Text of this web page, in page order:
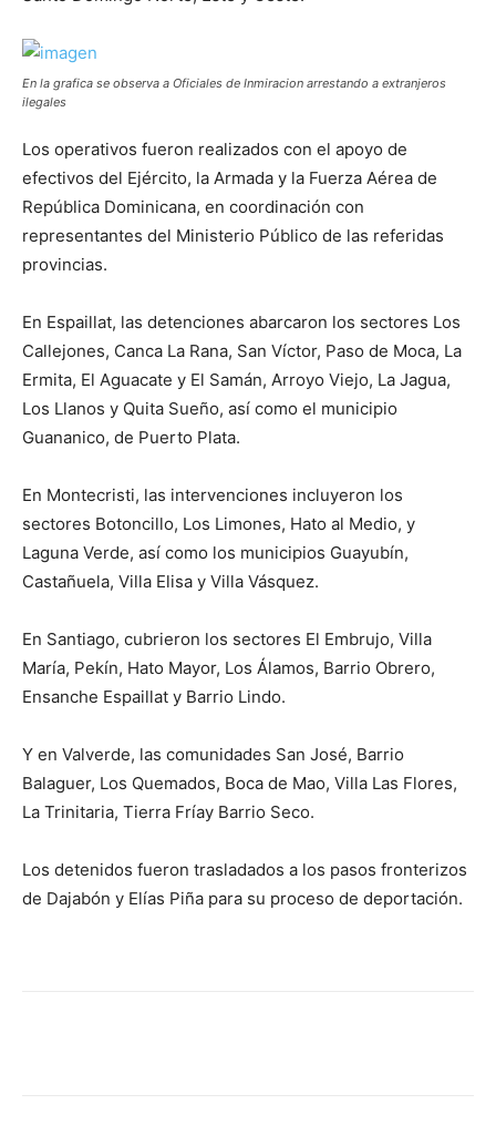
En la grafica se observa a Oficiales de Inmiracion arrestando a extranjeros
ilegales
Los operativos fueron realizados con el apoyo de
efectivos del Ejército, la Armada y la Fuerza Aérea de
República Dominicana, en coordinación con
representantes del Ministerio Público de las referidas
provincias.
En Espaillat, las detenciones abarcaron los sectores Los
Callejones, Canca La Rana, San Víctor, Paso de Moca, La
Ermita, El Aguacate y El Samán, Arroyo Viejo, La Jagua,
Los Llanos y Quita Sueño, así como el municipio
Guananico, de Puerto Plata.
En Montecristi, las intervenciones incluyeron los
sectores Botoncillo, Los Limones, Hato al Medio, y
Laguna Verde, así como los municipios Guayubín,
Castañuela, Villa Elisa y Villa Vásquez.
En Santiago, cubrieron los sectores El Embrujo, Villa
María, Pekín, Hato Mayor, Los Álamos, Barrio Obrero,
Ensanche Espaillat y Barrio Lindo.
Y en Valverde, las comunidades San José, Barrio
Balaguer, Los Quemados, Boca de Mao, Villa Las Flores,
La Trinitaria, Tierra Fríay Barrio Seco.
Los detenidos fueron trasladados a los pasos fronterizos
de Dajabón y Elías Piña para su proceso de deportación.